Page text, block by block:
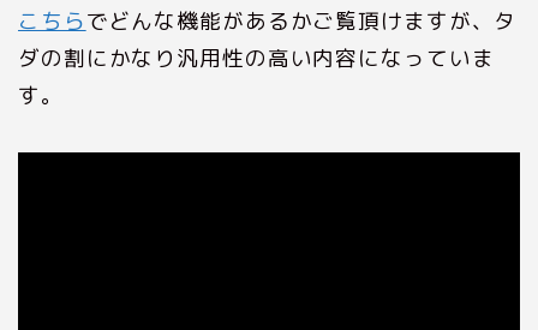
こちらでどんな機能があるかご覧頂けますが、タ
ダの割にかなり汎用性の高い内容になっていま
す。